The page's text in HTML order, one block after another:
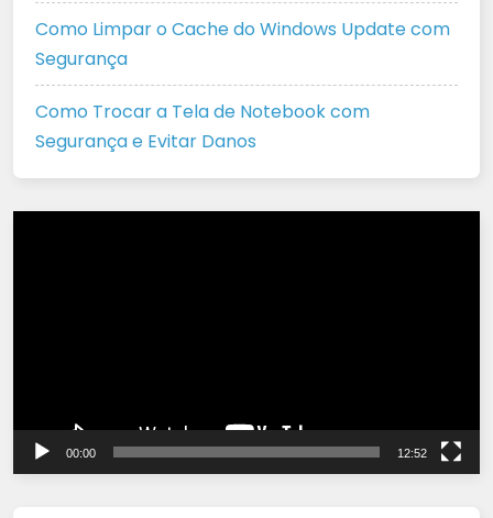
Como Limpar o Cache do Windows Update com
Segurança
Como Trocar a Tela de Notebook com
Segurança e Evitar Danos
00:00 12:52